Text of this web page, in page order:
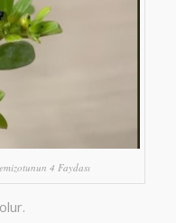
4 Faydası